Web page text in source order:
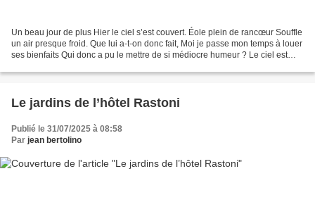
Un beau jour de plus Hier le ciel s’est couvert. Éole plein de rancœur Souffle
un air presque froid. Que lui a-t-on donc fait, Moi je passe mon temps à louer
ses bienfaits Qui donc a pu le mettre de si médiocre humeur ? Le ciel est
Le jardins de l’hôtel Rastoni
Publié le 31/07/2025 à 08:58
Par jean bertolino